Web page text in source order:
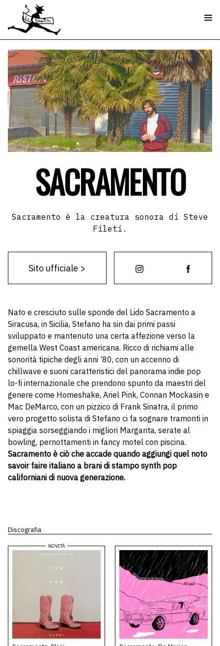
SACRAMENTO
Sacramento è la creatura sonora di Steve
Fileti.
Sito ufficiale >
Nato e cresciuto sulle sponde del Lido Sacramento a
Siracusa, in Sicilia, Stefano ha sin dai primi passi
sviluppato e mantenuto una certa affezione verso la
gemella West Coast americana. Ricco di richiami alle
sonorità tipiche degli anni ’80, con un accenno di
chillwave e suoni caratteristici del panorama indie pop
lo-fi internazionale che prendono spunto da maestri del
genere come Homeshake, Ariel Pink, Connan Mockasin e
Mac DeMarco, con un pizzico di Frank Sinatra, il primo
vero progetto solista di Stefano ci fa sognare tramonti in
spiaggia sorseggiando i migliori Margarita, serate al
bowling, pernottamenti in fancy motel con piscina.
Sacramento è ciò che accade quando aggiungi quel noto
savoir faire italiano a brani di stampo synth pop
californiani di nuova generazione.
Discografia